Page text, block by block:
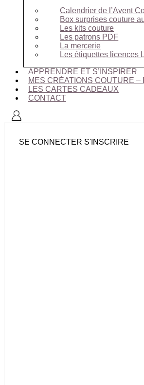
Calendrier de l’Avent
Box surprises couture
Les kits couture
Les patrons PDF
La mercerie
Les étiquettes licences
APPRENDRE ET S’INSPIRER
MES CRÉATIONS COUTURE –
LES CARTES CADEAUX
CONTACT
SE CONNECTER S'INSCRIRE